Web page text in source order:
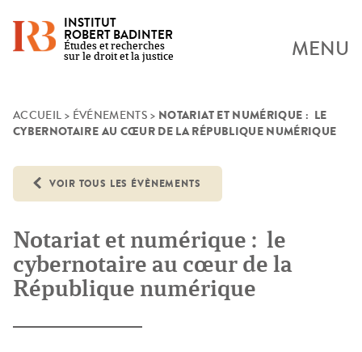
Skip
INSTITUT
ROBERT BADINTER
Études et recherches
sur le droit et la justice
MENU
ACCUEIL > ÉVÉNEMENTS > NOTARIAT ET NUMÉRIQUE : LE
CYBERNOTAIRE AU CŒUR DE LA RÉPUBLIQUE NUMÉRIQUE
VOIR TOUS LES ÉVÈNEMENTS
Notariat et numérique : le
cybernotaire au cœur de la
République numérique